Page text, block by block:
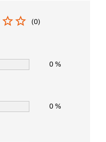
(0)
0 %
0 %